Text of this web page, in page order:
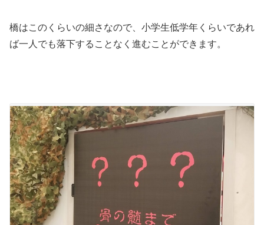
橋はこのくらいの細さなので、小学生低学年くらいであれ
ば一人でも落下することなく進むことができます。